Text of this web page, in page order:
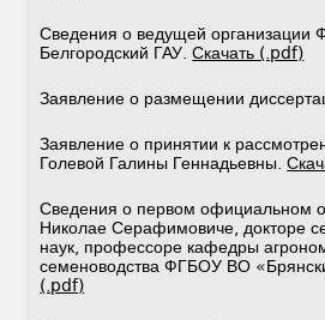
Сведения о ведущей
Белгородский ГАУ.Скачать (.pdf)
Заявление о размещении
Заявление о принятии к
Голевой Галины Геннадьевны.
Сведения о первом официальном
Николае Серафимовиче, докторе
наук, профессоре кафедры
семеноводства ФГБОУ ВО
(.pdf)